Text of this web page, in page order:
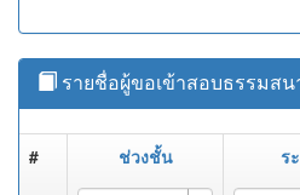
รายชื่อผู้ขอเข้าสอบธรรมส
# ช่วงชั้น ร